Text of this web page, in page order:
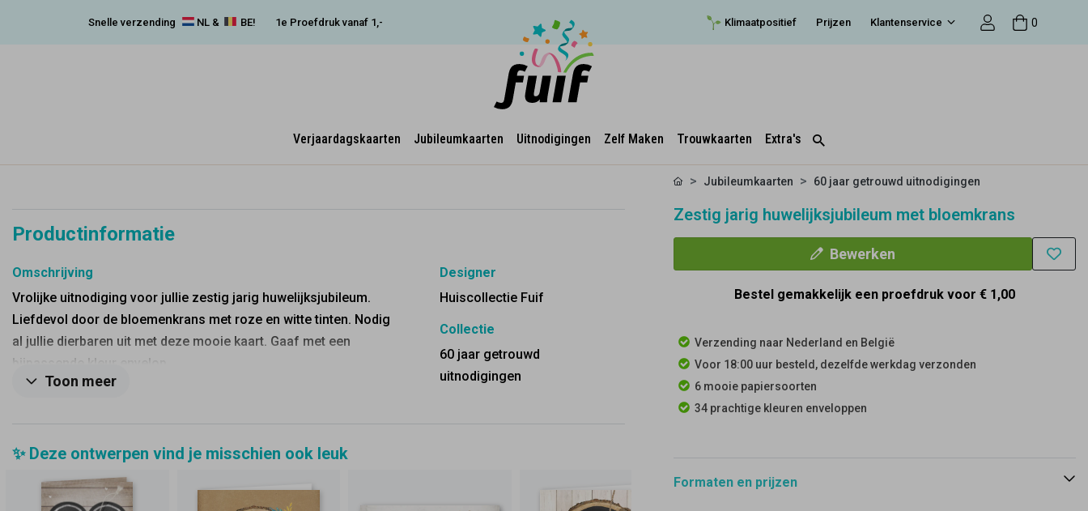
Snelle verzending NL & BE! 1e Proefdruk vanaf 1,- Klimaatpositief Prijzen Klantenservice 0
Verjaardagskaarten Jubileumkaarten Uitnodigingen Zelf Maken Trouwkaarten Extra's
Productinformatie
Omschrijving
Vrolijke uitnodiging voor jullie zestig jarig huwelijksjubileum.
Liefdevol door de bloemenkrans met roze en witte tinten. Nodig
al jullie dierbaren uit met deze mooie kaart. Gaaf met een
bijpassende kleur envelop.
Toon meer
Designer
Huiscollectie Fuif
Collectie
60 jaar getrouwd
uitnodigingen
✨ Deze ontwerpen vind je misschien ook leuk
Jubileumkaarten 60 jaar getrouwd uitnodigingen
Zestig jarig huwelijksjubileum met bloemkrans
Bewerken
Bestel gemakkelijk een proefdruk voor € 1,00
Verzending naar Nederland en België
Voor 18:00 uur besteld, dezelfde werkdag verzonden
6 mooie papiersoorten
34 prachtige kleuren enveloppen
Formaten en prijzen